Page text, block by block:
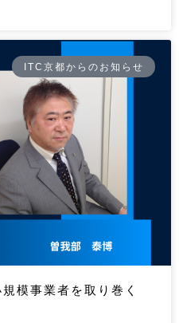
ITC京都からのお知らせ
模事業者を取り巻く